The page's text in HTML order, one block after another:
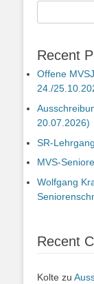
Recent
Offene
24./
20.07.2026)
SR-
MVS-
Wolfgang
Recent
Kolte zu